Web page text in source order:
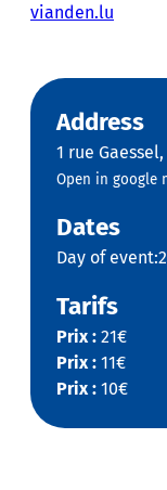
vianden.lu
Address
1 rue
Open in google
Dates
Day of
Tarifs
Prix : 21€
Prix : 11€
Prix : 10€